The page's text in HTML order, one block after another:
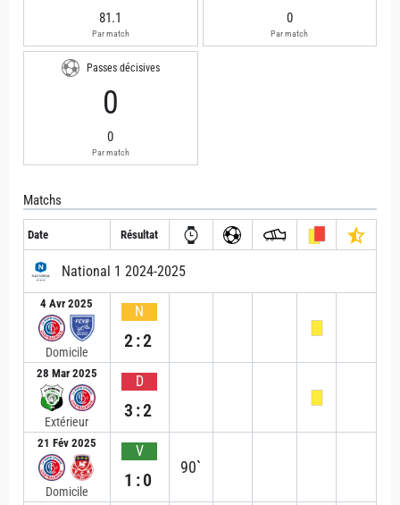
81.1
Par match
0
Par match
Passes décisives
0
0
Par match
Matchs
Date Résultat
National 1 2024-2025
4 Avr 2025
Domicile
N
2:2
28 Mar 2025
Extérieur
D
3:2
21 Fév 2025
Domicile
V
1:0
90`